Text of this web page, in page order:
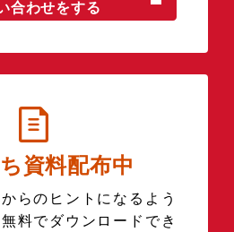
合わせをする
資料配布中
らのヒントになるよう
料でダウンロードでき